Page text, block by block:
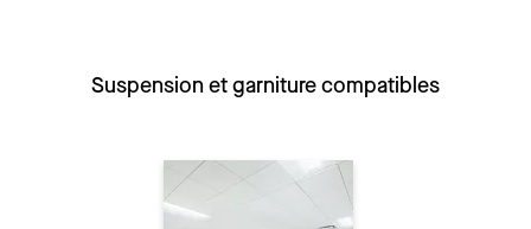
Suspension et garniture compatibles